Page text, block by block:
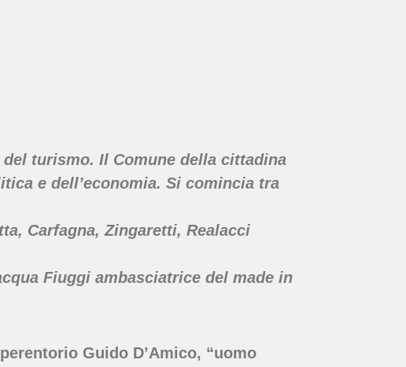
turismo. Il Comune della cittadina
e dell’economia. Si comincia tra
Carfagna, Zingaretti, Realacci
Fiuggi ambasciatrice del made in
Guido D’Amico, “uomo